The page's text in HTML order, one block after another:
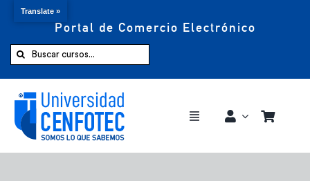
Portal de Comercio Electrónico
Buscar:
Toggle
Comprar ahora
Translate »